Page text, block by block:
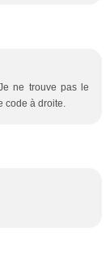
ne trouve pas le
code à droite.